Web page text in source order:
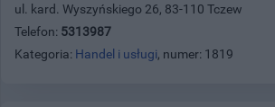
ul. kard. Wyszyńskiego 26, 83-110 Tczew
Telefon: 5313987
Kategoria: Handel i usługi, numer: 1819